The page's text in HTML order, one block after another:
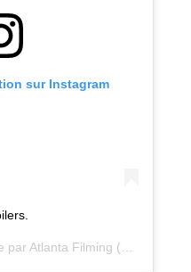
sur Instagram
par Atlanta Filming (@atlanta_filming) le